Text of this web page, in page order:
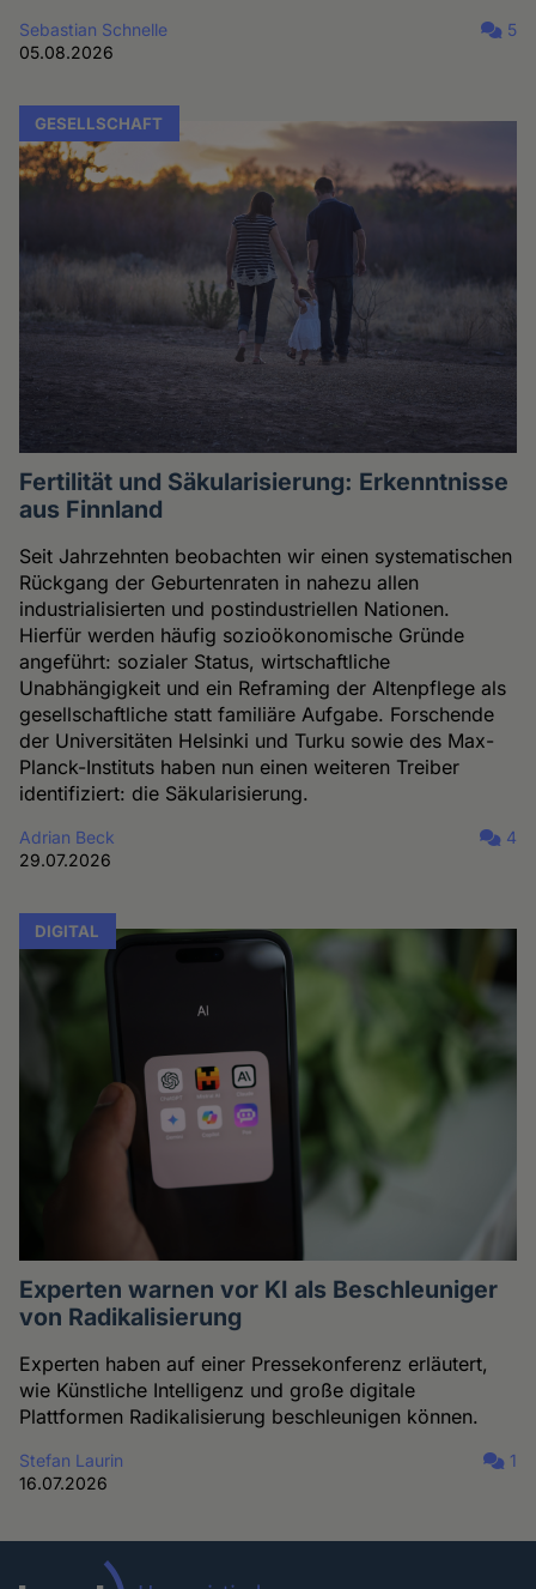
Sebastian Schnelle
05.08.2026
5
GESELLSCHAFT
Fertilität und Säkularisierung: Erkenntnisse
aus Finnland
Seit Jahrzehnten beobachten wir einen systematischen
Rückgang der Geburtenraten in nahezu allen
industrialisierten und postindustriellen Nationen.
Hierfür werden häufig sozioökonomische Gründe
angeführt: sozialer Status, wirtschaftliche
Unabhängigkeit und ein Reframing der Altenpflege als
gesellschaftliche statt familiäre Aufgabe. Forschende
der Universitäten Helsinki und Turku sowie des Max-
Planck-Instituts haben nun einen weiteren Treiber
identifiziert: die Säkularisierung.
Adrian Beck
29.07.2026
4
DIGITAL
Experten warnen vor KI als Beschleuniger
von Radikalisierung
Experten haben auf einer Pressekonferenz erläutert,
wie Künstliche Intelligenz und große digitale
Plattformen Radikalisierung beschleunigen können.
Stefan Laurin
16.07.2026
1